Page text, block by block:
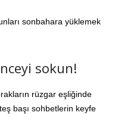
sonbahara yüklemek
sokun!
rüzgar eşliğinde
başı sohbetlerin keyfe